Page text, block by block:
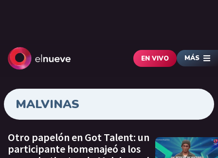
EN VIVO MÁS
MALVINAS
Otro papelón en Got Talent: un
participante homenajeó a los